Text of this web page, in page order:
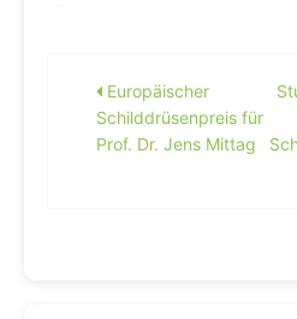
Europäischer
Schilddrüsenpreis für
Prof. Dr. Jens Mittag